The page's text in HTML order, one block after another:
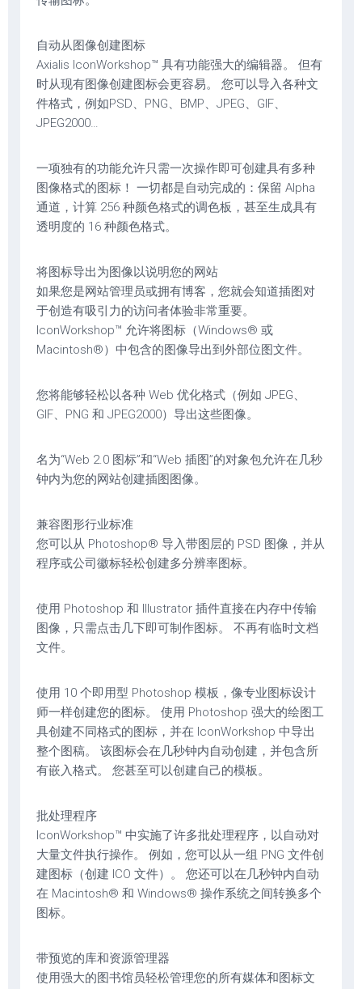
自动从图像创建图标
Axialis IconWorkshop™ 具有功能强大的编辑器。 但有
时从现有图像创建图标会更容易。 您可以导入各种文
件格式，例如PSD、PNG、BMP、JPEG、GIF、
JPEG2000…
一项独有的功能允许只需一次操作即可创建具有多种
图像格式的图标！ 一切都是自动完成的：保留 Alpha
通道，计算 256 种颜色格式的调色板，甚至生成具有
透明度的 16 种颜色格式。
将图标导出为图像以说明您的网站
如果您是网站管理员或拥有博客，您就会知道插图对
于创造有吸引力的访问者体验非常重要。
IconWorkshop™ 允许将图标（Windows® 或
Macintosh®）中包含的图像导出到外部位图文件。
您将能够轻松以各种 Web 优化格式（例如 JPEG、
GIF、PNG 和 JPEG2000）导出这些图像。
名为“Web 2.0 图标”和“Web 插图”的对象包允许在几秒
钟内为您的网站创建插图图像。
兼容图形行业标准
您可以从 Photoshop® 导入带图层的 PSD 图像，并从
程序或公司徽标轻松创建多分辨率图标。
使用 Photoshop 和 Illustrator 插件直接在内存中传输
图像，只需点击几下即可制作图标。 不再有临时文档
文件。
使用 10 个即用型 Photoshop 模板，像专业图标设计
师一样创建您的图标。 使用 Photoshop 强大的绘图工
具创建不同格式的图标，并在 IconWorkshop 中导出
整个图稿。 该图标会在几秒钟内自动创建，并包含所
有嵌入格式。 您甚至可以创建自己的模板。
批处理程序
IconWorkshop™ 中实施了许多批处理程序，以自动对
大量文件执行操作。 例如，您可以从一组 PNG 文件创
建图标（创建 ICO 文件）。 您还可以在几秒钟内自动
在 Macintosh® 和 Windows® 操作系统之间转换多个
图标。
带预览的库和资源管理器
使用强大的图书馆员轻松管理您的所有媒体和图标文